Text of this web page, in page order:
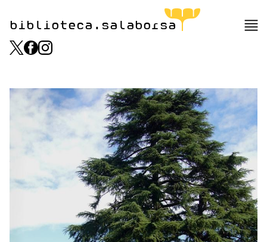
biblioteca.salaborsa